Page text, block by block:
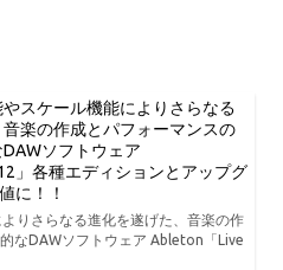
スケール機能によりさらなる
楽の作成とパフォーマンスの
ソフトウェア
」各種エディションとアップグ
に！！
りさらなる進化を遂げた、音楽の作
なDAWソフトウェア Ableton「Live